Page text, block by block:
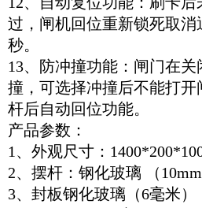
过，闸机回位重新锁死取
秒。
13、防冲撞功能：闸门在
撞，可选择冲撞后不能打开
杆后自动回位功能。
产品参数：
1、外观尺寸：
2、摆杆：钢化玻璃 （
3、封板钢化玻璃（6毫米）